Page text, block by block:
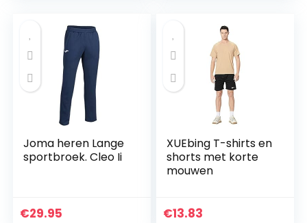
Joma heren Lange
sportbroek. Cleo Ii
€29.95
XUEbing T-shirts en
shorts met korte
mouwen
€13.83